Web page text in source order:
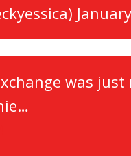
was just